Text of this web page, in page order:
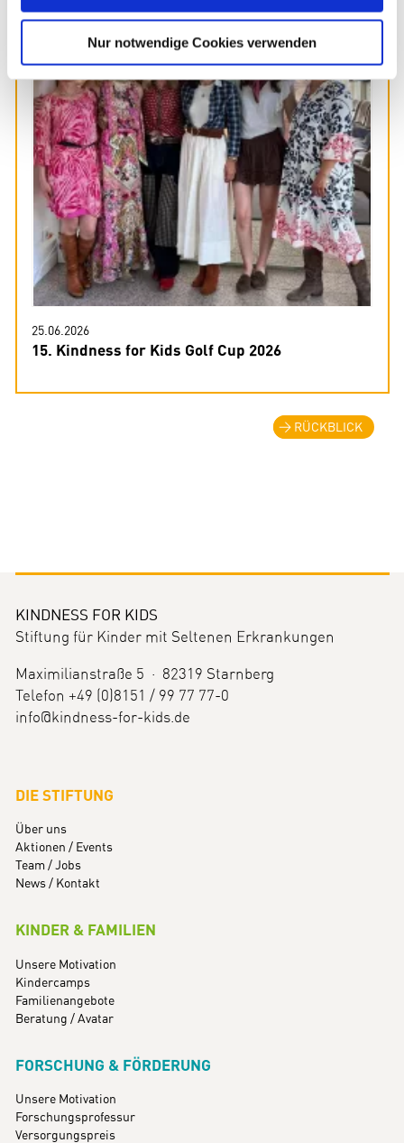
Nur notwendige Cookies verwenden
25.06.2026
15. Kindness for Kids Golf Cup 2026
RÜCKBLICK
KINDNESS FOR KIDS
Stiftung für Kinder mit Seltenen Erkrankungen
Maximilianstraße 5 · 82319 Starnberg
Telefon +49 (0)8151 / 99 77 77-0
info@kindness-for-kids.de
DIE STIFTUNG
Über uns
Aktionen / Events
Team / Jobs
News / Kontakt
KINDER & FAMILIEN
Unsere Motivation
Kindercamps
Familienangebote
Beratung / Avatar
FORSCHUNG & FÖRDERUNG
Unsere Motivation
Forschungsprofessur
Versorgungspreis